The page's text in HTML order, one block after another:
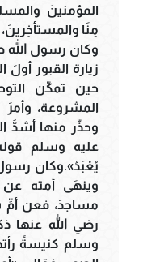
المؤمنينَ
مِنَا
وكان رسول الله
زيارة القبور أولَ
حين تمكّن
المشروعة،
وحذّر منها أشدَّ
عليه وسلم
يُعْبَدُ».وكان
وينهَى أمته عن
مساجدَ، فعن أمِّ
رضي الله عنها
وسلم كنيسةً